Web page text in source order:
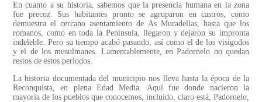
En cuanto a su historia, sabemos que la presencia humana en la zona
fue precoz. Sus habitantes pronto se agruparon en castros, como
demuestra el cercano asentamiento de As Muradellas, hasta que los
romanos, como en toda la Península, llegaron y dejaron su impronta
indeleble. Pero su tiempo acabó pasando, así como el de los visigodos
y el de los musulmanes. Lamentablemente, en Padornelo no quedan
restos de estos periodos.
La historia documentada del municipio nos lleva hasta la época de la
Reconquista, en plena Edad Media. Aquí fue donde nacieron la
mayoría de los pueblos que conocemos, incluido, claro está, Padornelo,